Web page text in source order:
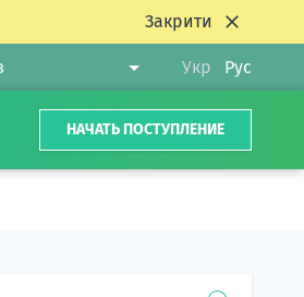
Закрити
Укр Рус
НАЧАТЬ ПОСТУПЛЕНИЕ